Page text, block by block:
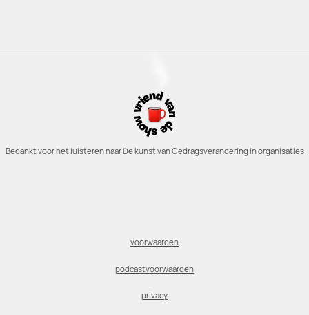
Bedankt voor het luisteren naar De kunst van Gedragsverandering in organisaties
voorwaarden
podcastvoorwaarden
privacy